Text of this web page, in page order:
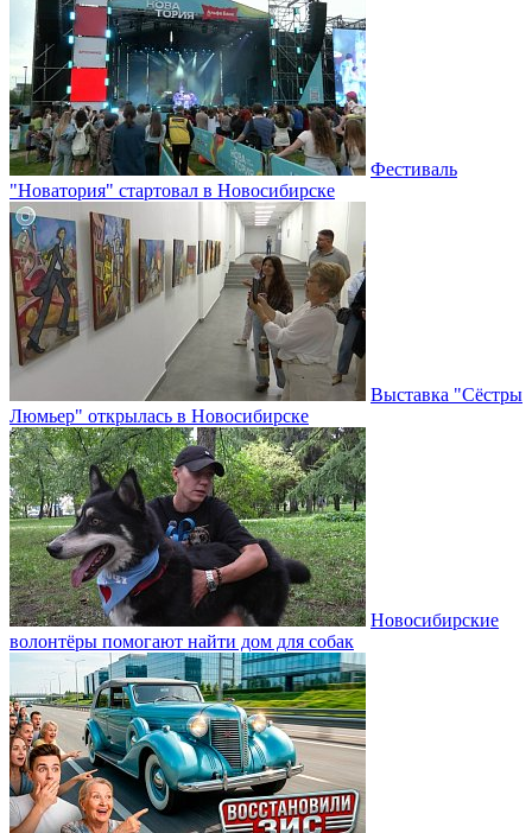
Фестиваль
"Новатория" стартовал в Новосибирске
Выставка "Сёстры
Люмьер" открылась в Новосибирске
Новосибирские
волонтёры помогают найти дом для собак